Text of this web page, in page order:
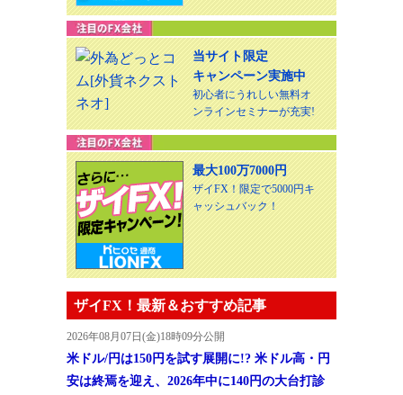
当サイト限定
キャンペーン実施中
初心者にうれしい無料オ
ンラインセミナーが充実!
最大100万7000円
ザイFX！限定で5000円キ
ャッシュバック！
ザイFX！最新＆おすすめ記事
2026年08月07日(金)18時09分公開
米ドル/円は150円を試す展開に!? 米ドル高・円
安は終焉を迎え、2026年中に140円の大台打診